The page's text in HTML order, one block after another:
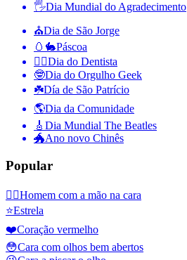
🖐Dia Mundial do Agradecimento
⛪️Dia de São Jorge
🥚🐇Páscoa
👨‍⚕️Dia do Dentista
🤓Dia do Orgulho Geek
☘️Día de São Patrício
🌎Dia da Comunidade
🎸 Dia Mundial The Beatles
🐲Ano novo Chinês
Popular
🤦‍♂️Homem com a mão na cara
⭐Estrela
❤️Coração vermelho
😳Cara com olhos bem abertos